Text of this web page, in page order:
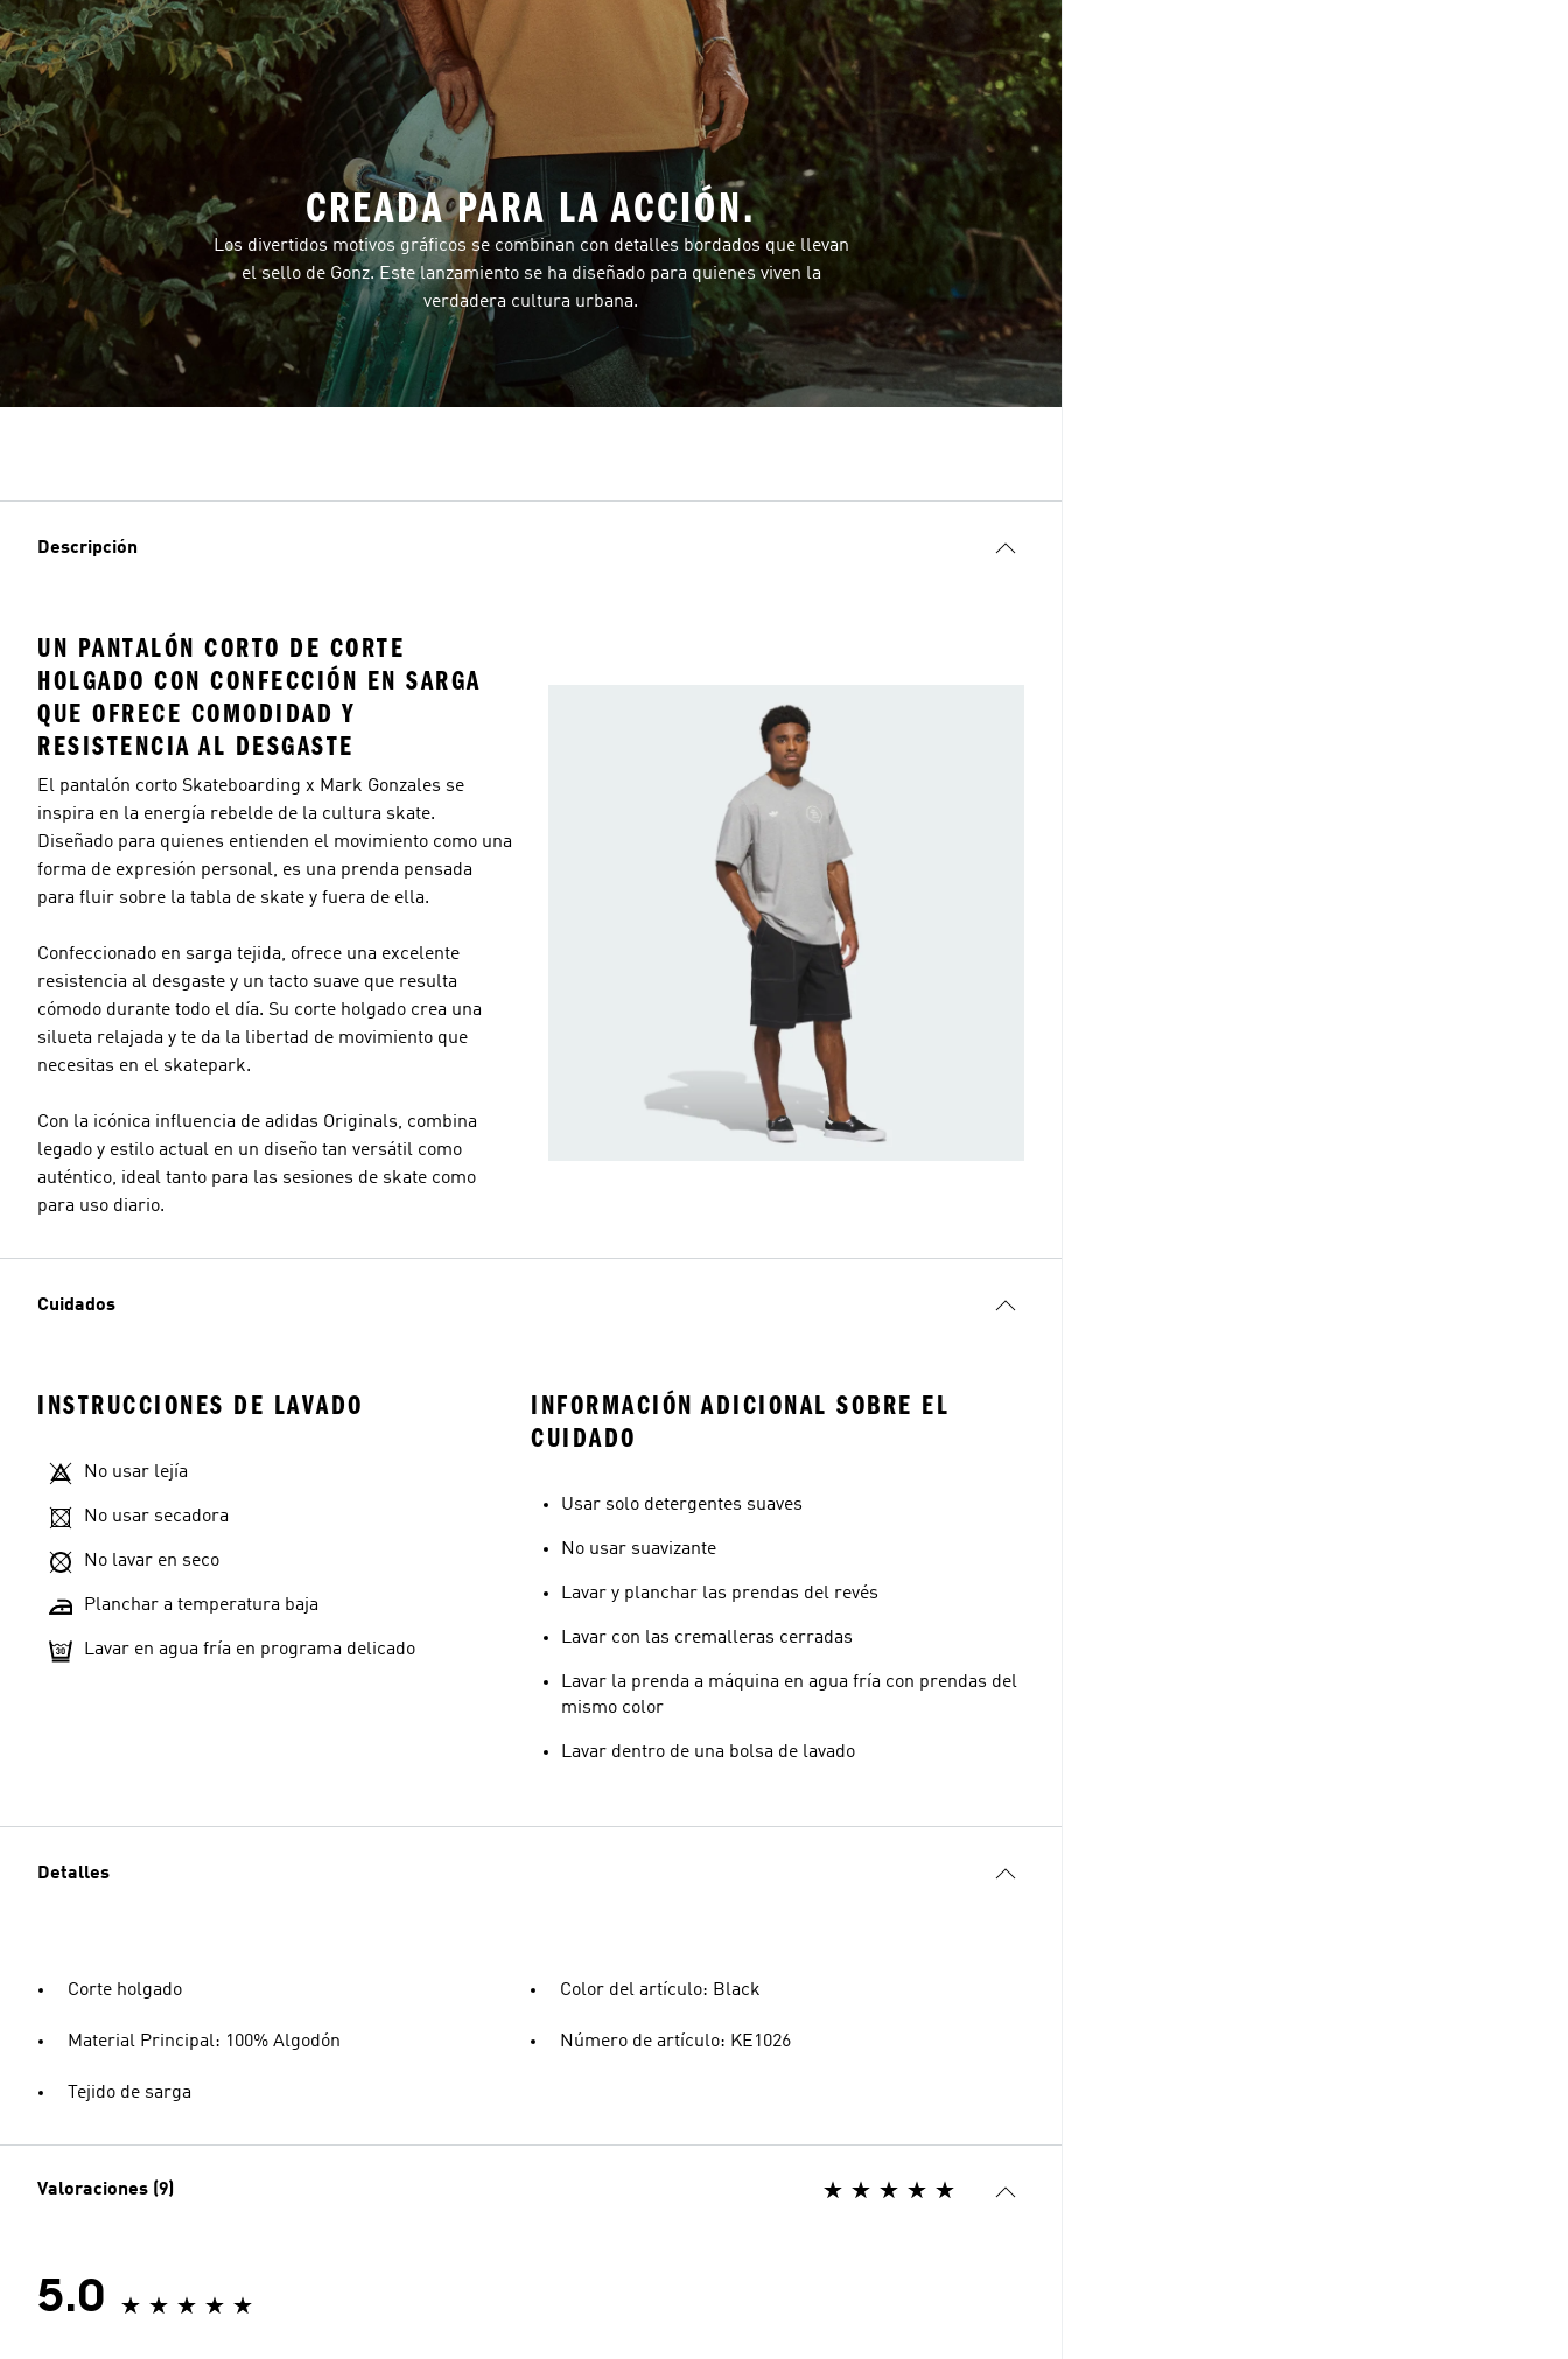
CREADA PARA LA ACCIÓN.
Los divertidos motivos gráficos se combinan con detalles bordados que llevan
el sello de Gonz. Este lanzamiento se ha diseñado para quienes viven la
verdadera cultura urbana.
Descripción
UN PANTALÓN CORTO DE CORTE
HOLGADO CON CONFECCIÓN EN SARGA
QUE OFRECE COMODIDAD Y
RESISTENCIA AL DESGASTE
El pantalón corto Skateboarding x Mark Gonzales se
inspira en la energía rebelde de la cultura skate.
Diseñado para quienes entienden el movimiento como una
forma de expresión personal, es una prenda pensada
para fluir sobre la tabla de skate y fuera de ella.
Confeccionado en sarga tejida, ofrece una excelente
resistencia al desgaste y un tacto suave que resulta
cómodo durante todo el día. Su corte holgado crea una
silueta relajada y te da la libertad de movimiento que
necesitas en el skatepark.
Con la icónica influencia de adidas Originals, combina
legado y estilo actual en un diseño tan versátil como
auténtico, ideal tanto para las sesiones de skate como
para uso diario.
Cuidados
INSTRUCCIONES DE LAVADO
No usar lejía
No usar secadora
No lavar en seco
Planchar a temperatura baja
Lavar en agua fría en programa delicado
INFORMACIÓN ADICIONAL SOBRE EL
CUIDADO
Usar solo detergentes suaves
No usar suavizante
Lavar y planchar las prendas del revés
Lavar con las cremalleras cerradas
Lavar la prenda a máquina en agua fría con prendas del
mismo color
Lavar dentro de una bolsa de lavado
Detalles
Corte holgado
Material Principal: 100% Algodón
Tejido de sarga
Color del artículo: Black
Número de artículo: KE1026
Valoraciones (9)
5.0